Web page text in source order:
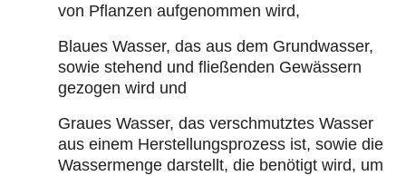
von Pflanzen aufgenommen wird,
Blaues Wasser, das aus dem Grundwasser,
sowie stehend und fließenden Gewässern
gezogen wird und
Graues Wasser, das verschmutztes Wasser
aus einem Herstellungsprozess ist, sowie die
Wassermenge darstellt, die benötigt wird, um